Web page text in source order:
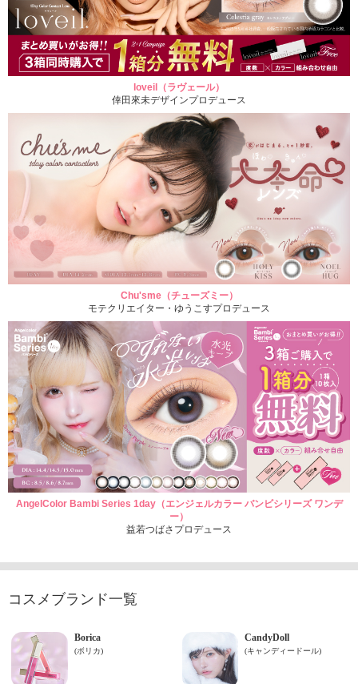
loveil（ラヴェール）
倖田來未デザインプロデュース
Chu'sme（チューズミー）
モテクリエイター・ゆうこすプロデュース
AngelColor Bambi Series 1day（エンジェルカラー バンビシリーズ ワンデ
ー）
益若つばさプロデュース
コスメブランド一覧